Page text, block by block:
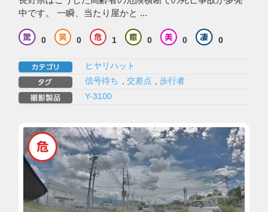
中です。 一瞬、当たり屋かと ...
0 0 1 0 0 0
ヒヤリハット
信号待ち , 交差点 ,歩行者
Y-3100